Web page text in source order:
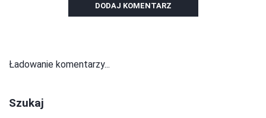
DODAJ KOMENTARZ
Ładowanie komentarzy...
Szukaj